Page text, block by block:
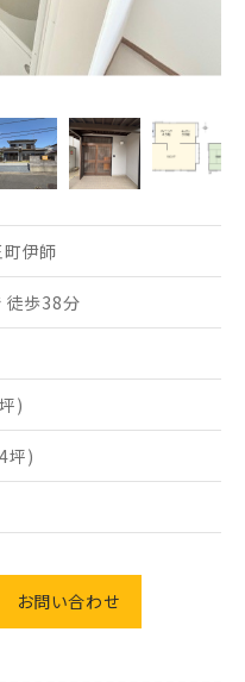
町伊師
徒歩38分
)
坪)
お問い合わせ